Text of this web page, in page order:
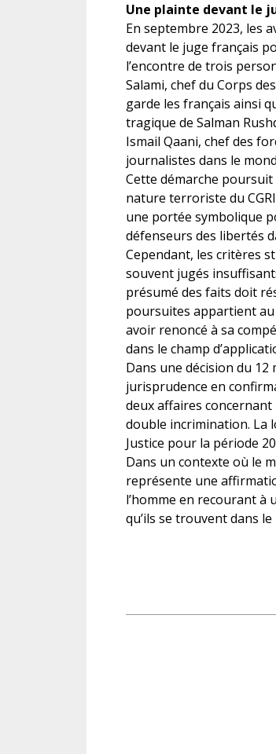
Une plainte devant le
En septembre 2023, les
devant le juge français
l’encontre de trois
Salami, chef du Corps
garde les français ainsi
tragique de Salman
Ismail Qaani, chef des
journalistes dans le
Cette démarche
nature terroriste du
une portée symbolique
défenseurs des libertés
Cependant, les critères
souvent jugés
présumé des faits doit
poursuites appartient
avoir renoncé à sa
dans le champ
Dans une décision du
jurisprudence en
deux affaires
double incrimination. La
Justice pour la période
Dans un contexte où le
représente une
l’homme en recourant à
qu’ils se trouvent dans le